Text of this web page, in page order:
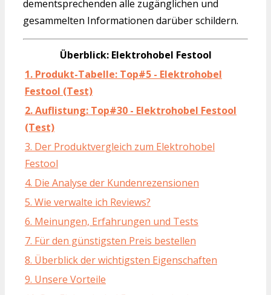
dementsprechenden alle zugänglichen und
gesammelten Informationen darüber schildern.
Überblick: Elektrohobel Festool
1. Produkt-Tabelle: Top#5 - Elektrohobel
Festool (Test)
2. Auflistung: Top#30 - Elektrohobel Festool
(Test)
3. Der Produktvergleich zum Elektrohobel
Festool
4. Die Analyse der Kundenrezensionen
5. Wie verwalte ich Reviews?
6. Meinungen, Erfahrungen und Tests
7. Für den günstigsten Preis bestellen
8. Überblick der wichtigsten Eigenschaften
9. Unsere Vorteile